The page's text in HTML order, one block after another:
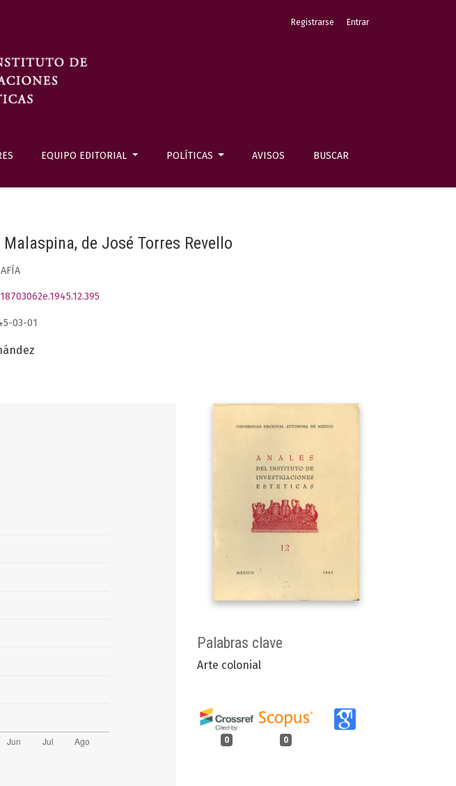
EQUIPO EDITORIAL POLÍTICAS AVISOS BUSCAR
Registrarse Entrar
de José Torres Revello
03-01
Palabras clave
Arte colonial
0 0